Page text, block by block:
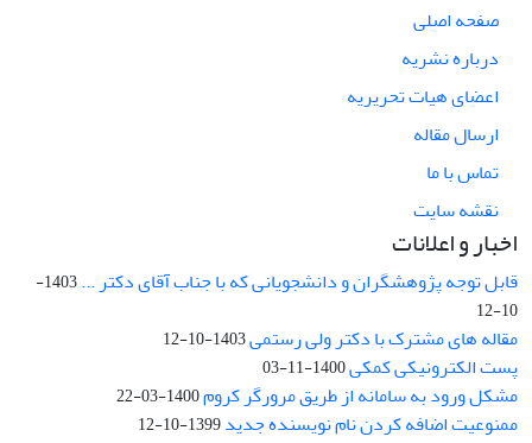
صفحه اصلی
درباره نشریه
اعضای هیات تحریریه
ارسال مقاله
تماس با ما
نقشه سایت
اخبار و اعلانات
قابل توجه پژوهشگران و دانشجویانی که با جناب آقای دکتر ...
1403-
10-12
مقاله های مشترک با دکتر ولی رستمی1403-10-12
پست الکترونیکی کمکی1400-11-03
مشکل ورود به سامانه از طریق مرورگر کروم1400-03-22
ممنوعیت اضافه کردن نام نویسنده جدید1399-10-12